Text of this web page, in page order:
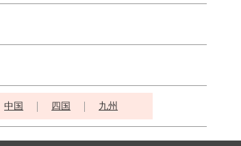
中国 四国 九州